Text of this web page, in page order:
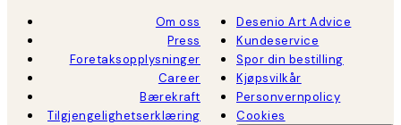
Om oss
Press
Foretaksopplysninger
Career
Bærekraft
Tilgjengelighetserklæring
Desenio Art Advice
Kundeservice
Spor din bestilling
Kjøpsvilkår
Personvernpolicy
Cookies